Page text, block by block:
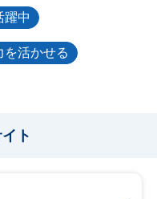
躍中
を活かせる
ト